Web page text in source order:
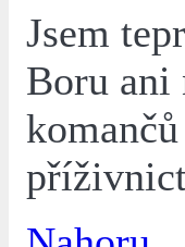
Jsem
Boru ani